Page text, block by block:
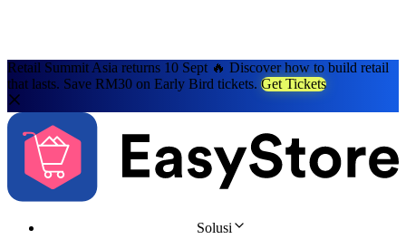
Retail Summit Asia returns 10 Sept 🔥 Discover how to build retail
that lasts. Save RM30 on Early Bird tickets. Get Tickets
Solusi